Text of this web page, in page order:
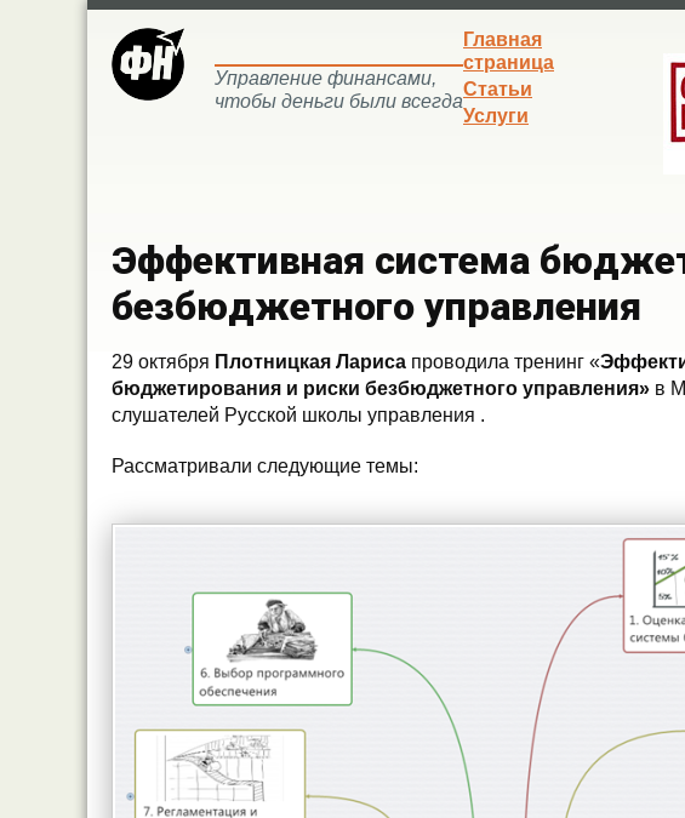
Управление финансами,
чтобы деньги были всегда
Главная
страница
Статьи
Услуги
Эффективная система
безбюджетного управления
29 октября Плотницкая Лариса проводила тренинг «
бюджетирования и риски безбюджетного управления» в
слушателей Русской школы управления .
Рассматривали следующие темы: